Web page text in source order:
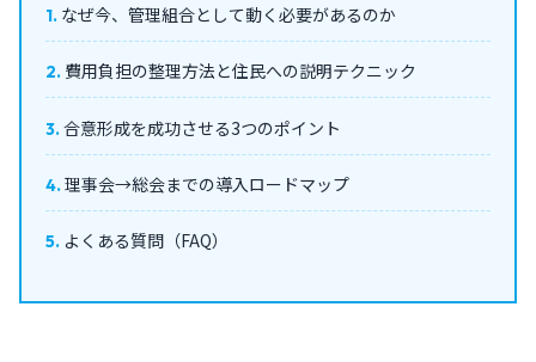
なぜ今、管理組合として動く必要があるのか
費用負担の整理方法と住民への説明テクニック
合意形成を成功させる3つのポイント
理事会→総会までの導入ロードマップ
よくある質問（FAQ）